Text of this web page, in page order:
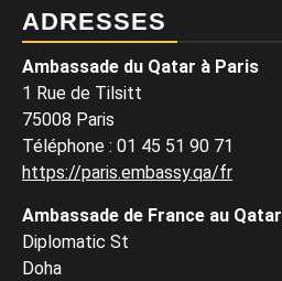
ADRESSES
Ambassade du Qatar à Paris
1 Rue de Tilsitt
75008 Paris
Téléphone : 01 45 51 90 71
https://paris.embassy.qa/fr
Ambassade de France au Qatar
Diplomatic St
Doha